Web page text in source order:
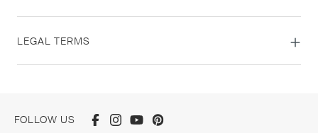
LEGAL TERMS
FOLLOW US